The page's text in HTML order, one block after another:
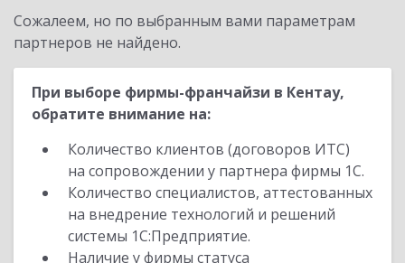
Сожалеем, но по выбранным вами параметрам
партнеров не найдено.
При выборе фирмы-франчайзи в Кентау,
обратите внимание на:
Количество клиентов (договоров ИТС)
на сопровождении у партнера фирмы 1С.
Количество специалистов, аттестованных
на внедрение технологий и решений
системы 1С:Предприятие.
Наличие у фирмы статуса